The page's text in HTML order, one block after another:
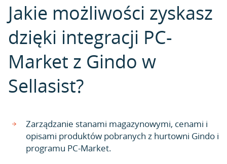
Jakie możliwości zyskasz
dzięki integracji PC-
Market z Gindo w
Sellasist?
Zarządzanie stanami magazynowymi, cenami i
opisami produktów pobranych z hurtowni Gindo i
programu PC-Market.